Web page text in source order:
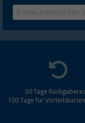
30 Tage
100 Tage für